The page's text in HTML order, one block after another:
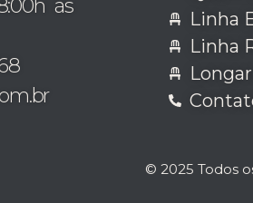
às
Linha
Linha
© 2025 Todos